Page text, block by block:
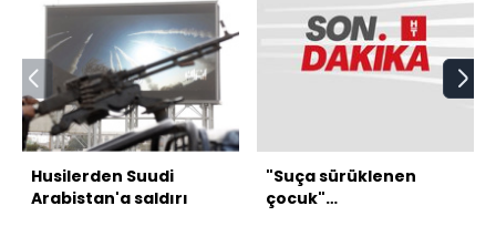
Husilerden Suudi
Arabistan'a saldırı
"Suça sürüklenen
çocuk"